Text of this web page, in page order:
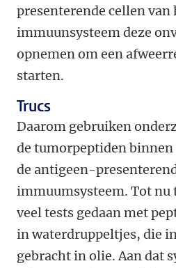
presenterende cellen van
immuunsysteem deze
opnemen om een
starten.
Trucs
Daarom gebruiken
de tumorpeptiden
de antigeen-
immuumsysteem. Tot nu
veel tests gedaan met
in waterdruppeltjes, die
gebracht in olie. Aan dat